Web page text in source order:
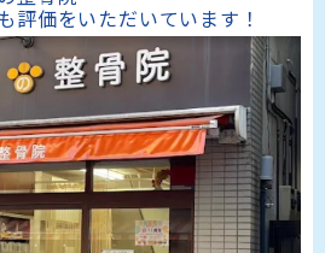
評価をいただいています！